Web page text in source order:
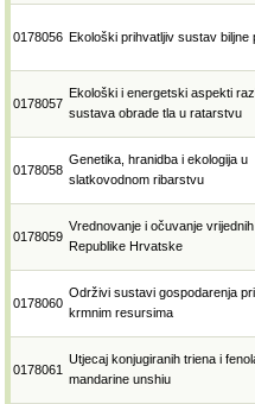
0178056 Ekološki prihvatljiv sustav biljne
0178057
Ekološki i energetski aspekti
sustava obrade tla u ratarstvu
0178058
Genetika, hranidba i ekologija u
slatkovodnom ribarstvu
0178059
Vrednovanje i očuvanje
Republike Hrvatske
0178060
Održivi sustavi gospodarenja
krmnim resursima
0178061
Utjecaj konjugiranih triena i
mandarine unshiu